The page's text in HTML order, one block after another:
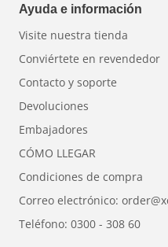
Ayuda e información
Visite nuestra tienda
Conviértete en revendedor
Contacto y soporte
Devoluciones
Embajadores
CÓMO LLEGAR
Condiciones de compra
Correo electrónico:
Teléfono: 0300 - 308 60